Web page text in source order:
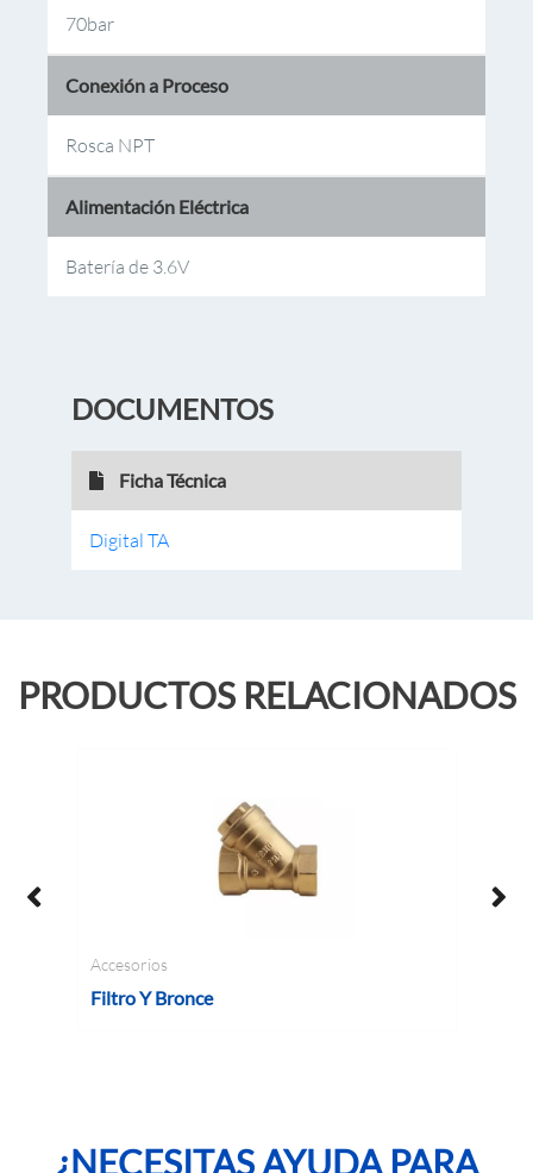
70bar
Conexión a Proceso
Rosca NPT
Alimentación Eléctrica
Batería de 3.6V
DOCUMENTOS
Ficha Técnica
Digital TA
PRODUCTOS RELACIONADOS
Accesorios
Filtro Y Bronce
¿NECESITAS AYUDA PARA